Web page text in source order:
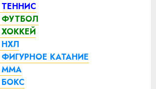
КАТАНИЕ
ММА